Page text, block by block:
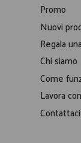
Promo
Nuovi
Regala
Chi siamo
Come
Lavora
Contattaci